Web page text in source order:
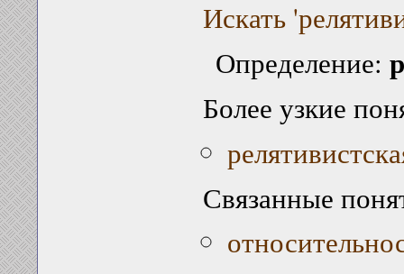
Искать
Определение:
Более узкие
Связанные